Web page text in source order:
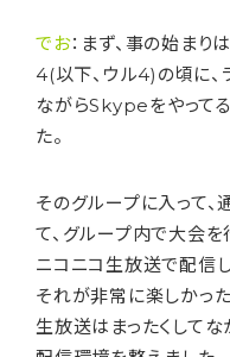
でお：まず、事の始まり
4(以下、ウル4)の頃に、
ながらSkypeをやって
た。
そのグループに入って
て、グループ内で大会
ニコニコ生放送で配信
それが非常に楽しかっ
生放送はまったくして